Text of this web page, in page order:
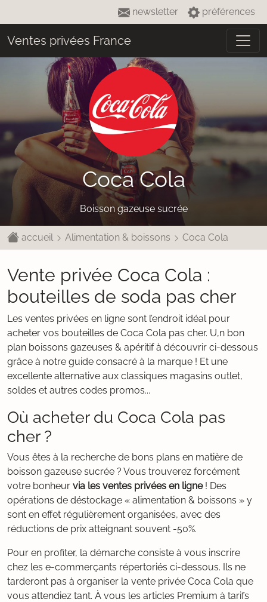
newsletter préférences
Ventes privées France
Coca Cola
Boisson gazeuse sucrée
accueil Alimentation & boissons Coca Cola
Vente privée Coca Cola :
bouteilles de soda pas cher
Les ventes privées en ligne sont l’endroit idéal pour
acheter vos bouteilles de Coca Cola pas cher. U,n bon
plan boissons gazeuses & apéritif à découvrir ci-dessous
grâce à notre guide consacré à la marque ! Et une
excellente alternative aux classiques magasins outlet,
soldes et autres codes promos...
Où acheter du Coca Cola pas
cher ?
Vous êtes à la recherche de bons plans en matière de
boisson gazeuse sucrée ? Vous trouverez forcément
votre bonheur via les ventes privées en ligne! Des
opérations de déstockage « alimentation & boissons » y
sont en effet régulièrement organisées, avec des
réductions de prix atteignant souvent -50%.
Pour en profiter, la démarche consiste à vous inscrire
chez les e-commerçants répertoriés ci-dessous. Ils ne
tarderont pas à organiser la vente privée Coca Cola que
vous attendiez tant. À vous les articles Premium à tarifs